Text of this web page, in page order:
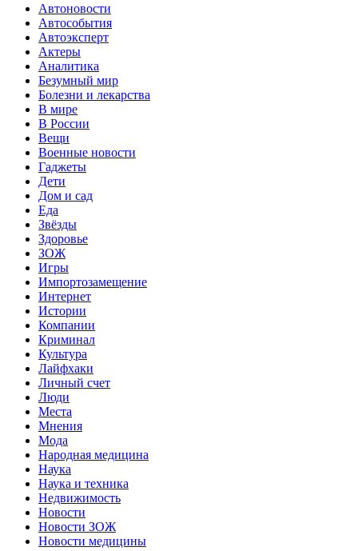
Автоновости
Автособытия
Автоэксперт
Актеры
Аналитика
Безумный мир
Болезни и лекарства
В мире
В России
Вещи
Военные новости
Гаджеты
Дети
Дом и сад
Еда
Звёзды
Здоровье
ЗОЖ
Игры
Импортозамещение
Интернет
Истории
Компании
Криминал
Культура
Лайфхаки
Личный счет
Люди
Места
Мнения
Мода
Народная медицина
Наука
Наука и техника
Недвижимость
Новости
Новости ЗОЖ
Новости медицины